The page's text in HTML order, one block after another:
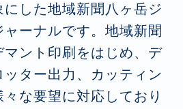
した地域新聞八ヶ岳ジ
ーナルです。地域新聞
マント印刷をはじめ、デ
ター出力、カッティン
な要望に対応しており